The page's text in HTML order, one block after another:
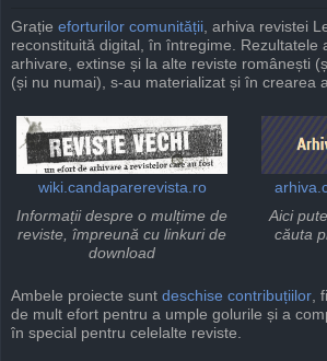
Grație eforturilor comunității, arhiva revistei
reconstituită digital, în întregime. Rezultatele
arhivare, extinse și la alte reviste românești
(și nu numai), s-au materializat și în crearea
wiki.candaparerevista.ro
Informații despre o mulțime de
reviste, împreună cu linkuri de
download
Aici
căuta
Ambele proiecte sunt deschise contribuțiilor,
de mult efort pentru a umple golurile și a
în special pentru celelalte reviste.